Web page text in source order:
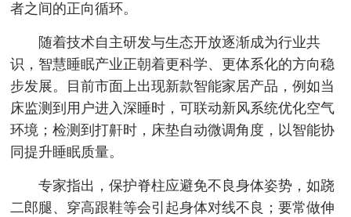
者之间的正向循环。
随着技术自主研发与生态开放逐渐成为行业共
识，智慧睡眠产业正朝着更科学、更体系化的方向稳
步发展。目前市面上出现新款智能家居产品，例如当
床监测到用户进入深睡时，可联动新风系统优化空气
环境；检测到打鼾时，床垫自动微调角度，以智能协
同提升睡眠质量。
专家指出，保护脊柱应避免不良身体姿势，如跷
二郎腿、穿高跟鞋等会引起身体对线不良；要常做伸